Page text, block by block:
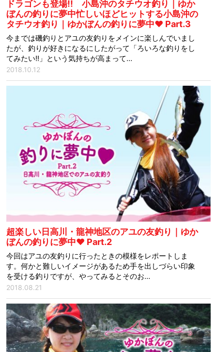
ドラゴンも登場!! 小島沖のタチウオ釣り｜ゆか
ぼんの釣りに夢中忙しいほどヒットする小島沖の
タチウオ釣り｜ゆかぼんの釣りに夢中♥ Part.3
今までは磯釣りとアユの友釣りをメインに楽しんでいまし
たが、釣りが好きになるにしたがって「ろいろな釣りをし
てみたい!!」という気持ちが高まって…
2018.10.12
超楽しい日高川・龍神地区のアユの友釣り｜ゆか
ぼんの釣りに夢中♥ Part.2
今回はアユの友釣りに行ったときの模様をレポートしま
す。何かと難しいイメージがあるため手を出しづらい印象
を受ける釣りですが、やってみるとそのお…
2018.08.21